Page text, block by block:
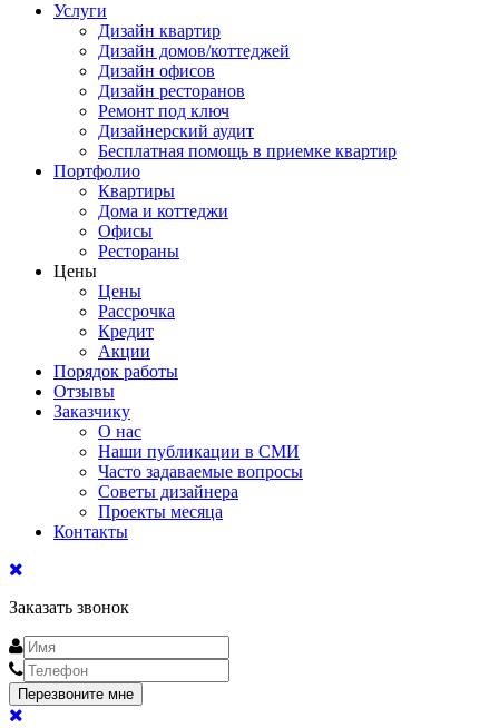
Услуги
Дизайн квартир
Дизайн домов/коттеджей
Дизайн офисов
Дизайн ресторанов
Ремонт под ключ
Дизайнерский аудит
Бесплатная помощь в приемке квартир
Портфолио
Квартиры
Дома и коттеджи
Офисы
Рестораны
Цены
Цены
Рассрочка
Кредит
Акции
Порядок работы
Отзывы
Заказчику
О нас
Наши публикации в СМИ
Часто задаваемые вопросы
Советы дизайнера
Проекты месяца
Контакты
Заказать звонок